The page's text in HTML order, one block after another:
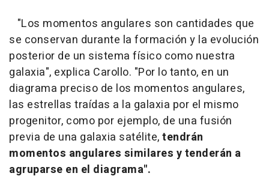
"Los momentos angulares son cantidades que
se conservan durante la formación y la evolución
posterior de un sistema físico como nuestra
galaxia", explica Carollo. "Por lo tanto, en un
diagrama preciso de los momentos angulares,
las estrellas traídas a la galaxia por el mismo
progenitor, como por ejemplo, de una fusión
previa de una galaxia satélite,tendrán
momentos angulares similares y tenderán a
agruparse en el diagrama".